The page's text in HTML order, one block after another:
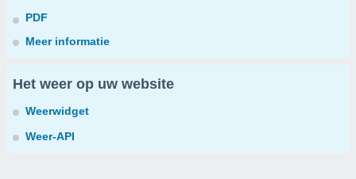
PDF
Meer informatie
Het weer op uw website
Weerwidget
Weer-API